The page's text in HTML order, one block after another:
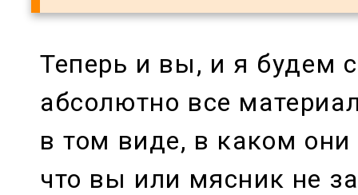
Теперь и вы, и я будем
абсолютно все
в том виде, в каком
что вы или мясник не